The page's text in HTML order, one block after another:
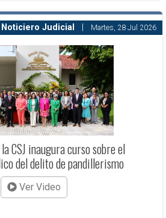
Noticiero Judicial Martes, 28 Jul 2026
CSJ inaugura curso sobre el
del delito de pandillerismo
Ver Video